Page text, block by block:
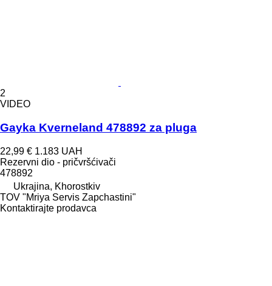
2
VIDEO
Gayka Kverneland 478892 za pluga
22,99 € 1.183 UAH
Rezervni dio - pričvršćivači
478892
Ukrajina, Khorostkiv
TOV "Mriya Servis Zapchastini"
Kontaktirajte prodavca